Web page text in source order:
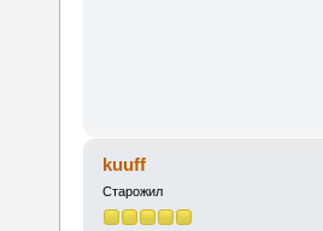
kuuff
Старожил